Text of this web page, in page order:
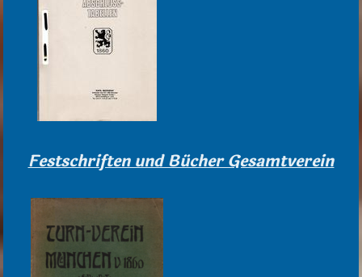
Festschriften und Bücher Gesamtverein